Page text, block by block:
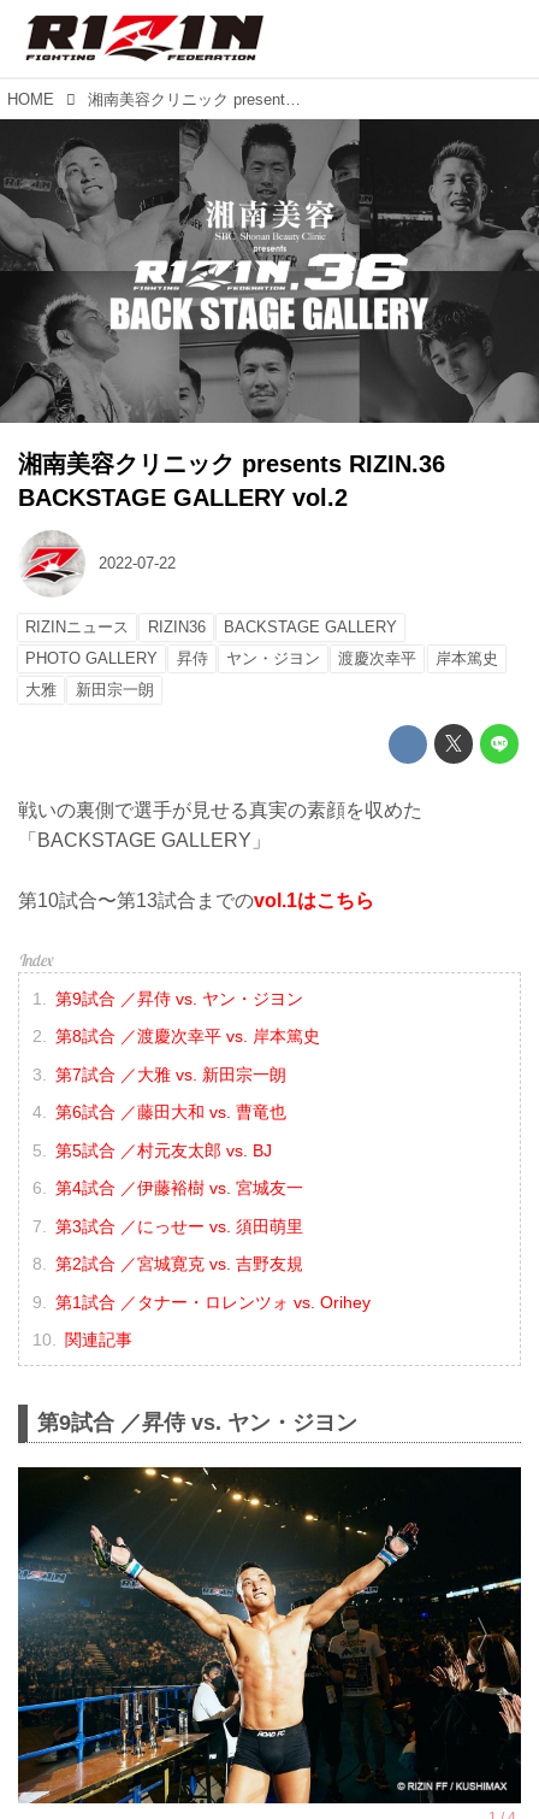
HOME 湘南美容クリニック presents RIZIN.36 BACKSTAGE GALLERY vol.2
湘南美容クリニック presents RIZIN.36
BACKSTAGE GALLERY vol.2
2022-07-22
RIZINニュース RIZIN36
BACKSTAGE GALLERY
PHOTO GALLERY
昇侍 ヤン・ジヨン 渡慶次幸平
岸本篤史
大雅
新田宗一朗
戦いの裏側で選手が見せる真実の素顔を収めた
「BACKSTAGE GALLERY」
第10試合〜第13試合までのvol.1はこちら
第9試合 ／昇侍 vs. ヤン・ジヨン
第8試合 ／渡慶次幸平 vs. 岸本篤史
第7試合 ／大雅 vs. 新田宗一朗
第6試合 ／藤田大和 vs. 曹竜也
第5試合 ／村元友太郎 vs. BJ
第4試合 ／伊藤裕樹 vs. 宮城友一
第3試合 ／にっせー vs. 須田萌里
第2試合 ／宮城寛克 vs. 吉野友規
第1試合 ／タナー・ロレンツォ vs. Orihey
関連記事
第9試合 ／昇侍 vs. ヤン・ジヨン